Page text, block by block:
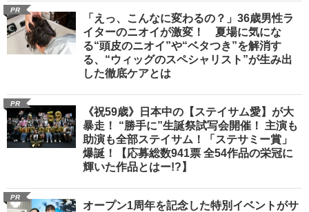
PR
「えっ、こんなに変わるの？」36歳男性ラ
イターのニオイが激変！ 夏場に気にな
る“頭皮のニオイ”や“ベタつき”を解消す
る、“ウィッグのスペシャリスト”が生み出
した徹底ケアとは
PR
《祝59歳》日本中の【ステイサム愛】が大
暴走！ “勝手に”生誕祭試写会開催！ 主演も
助演も全部ステイサム！「ステサミー賞」
爆誕！【応募総数941票 全54作品の栄冠に
輝いた作品とはー!?】
PR
オープン1周年を記念した特別イベントがサ